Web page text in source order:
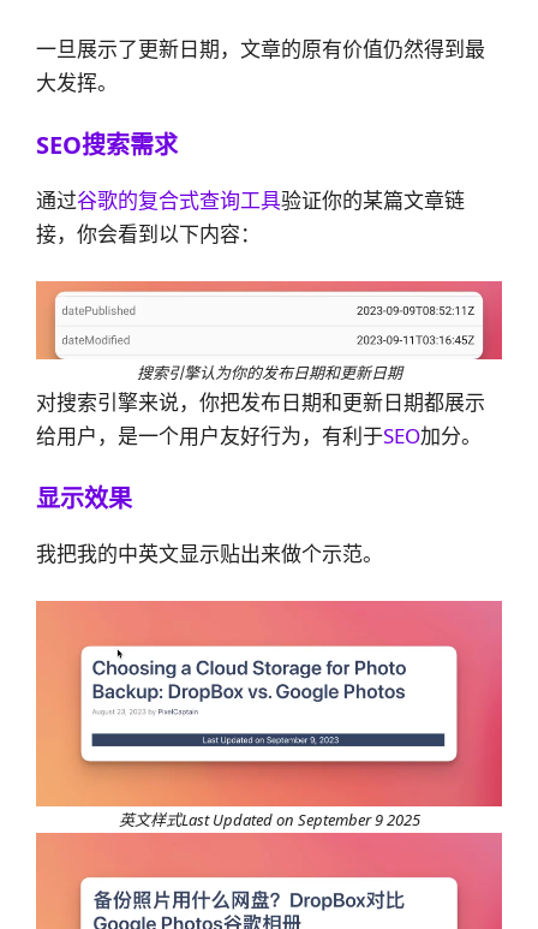
一旦展示了更新日期，文章的原有价值仍然得到最
大发挥。
SEO搜索需求
通过谷歌的复合式查询工具验证你的某篇文章链
接，你会看到以下内容：
搜索引擎认为你的发布日期和更新日期
对搜索引擎来说，你把发布日期和更新日期都展示
给用户，是一个用户友好行为，有利于SEO加分。
显示效果
我把我的中英文显示贴出来做个示范。
英文样式Last Updated on September 9 2025